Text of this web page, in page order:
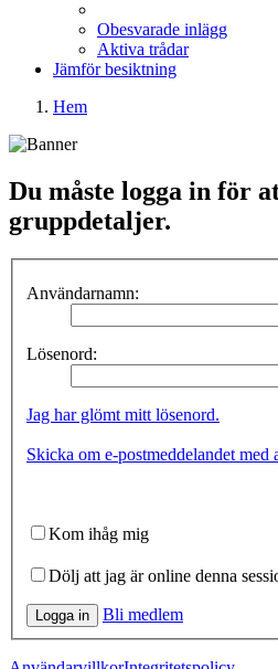
Obesvarade inlägg
Aktiva trådar
Jämför besiktning
Hem
Du måste logga in för
gruppdetaljer.
Användarnamn:
Lösenord:
Jag har glömt mitt lösenord.
Skicka om e-postmeddelandet med
Kom ihåg mig
Dölj att jag är online denna
Logga in Bli medlem